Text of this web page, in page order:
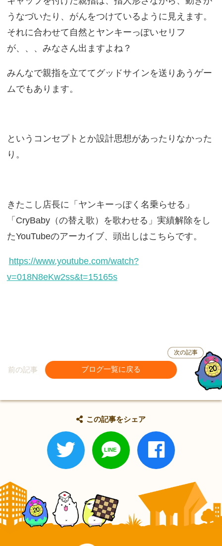
うなづいたり、がんをつけているように見えます。
それに合わせて自然とヤンキーっぽいセリフ
が、、、みなさん出ますよね？
みんなで親指を立ててグッドサインを送りあうゲー
ムでもあります。
というコンセプトとか設計思想があったりなかった
り。
きたこし店長に「ヤンキーっぽく名乗らせる」
「CryBaby（の替え歌）を歌わせる」実績解除をし
たYouTubeのアーカイブ、頭出しはこちらです。
https://www.youtube.com/watch?
v=018N8eKw2ss&t=15165s
前の記事 ブログ一覧に戻る
次の記事
この記事をシェア